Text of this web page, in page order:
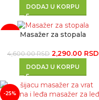
DODAJ U KORPU
Masažer za stopala
4,600.00RSD 2,290.00 RSD
DODAJ U KORPU
-25%